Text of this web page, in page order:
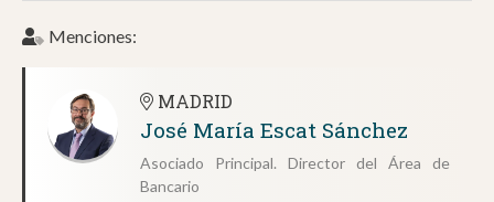
Menciones:
MADRID
José María Escat Sánchez
Asociado Principal. Director del Área de
Bancario